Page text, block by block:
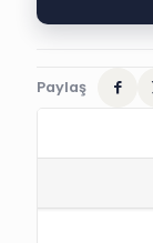
ALP
Paylaş